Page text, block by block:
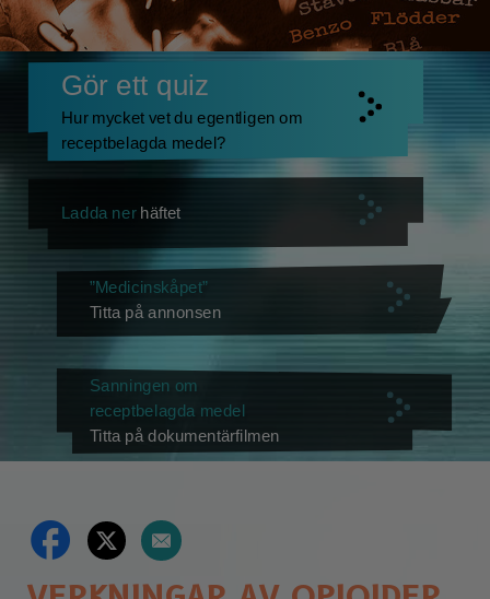
Gör ett quiz
Hur mycket vet du egentligen om
receptbelagda medel?
Ladda nerhäftet
”Medicinskåpet”
Titta på annonsen
Sanningen om
receptbelagda medel
Titta på dokumentärfilmen